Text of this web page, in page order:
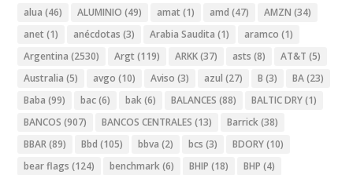
alua (46) ALUMINIO (49) amat (1) amd (47) AMZN (34)
anet (1) anécdotas (3) Arabia Saudita (1) aramco (1)
Argentina (2530) Argt (119) ARKK(37) asts (8) AT&T (5)
Australia (5) avgo (10) Aviso (3) azul (27) B (3) BA(23)
Baba (99) bac(6) bak(6) BALANCES (88) BALTIC DRY(1)
BANCOS (907) BANCOS CENTRALES (13) Barrick(38)
BBAR(89) Bbd (105) bbva (2) bcs (3) BDORY(10)
bear flags (124) benchmark(6) BHIP (18) BHP (4)